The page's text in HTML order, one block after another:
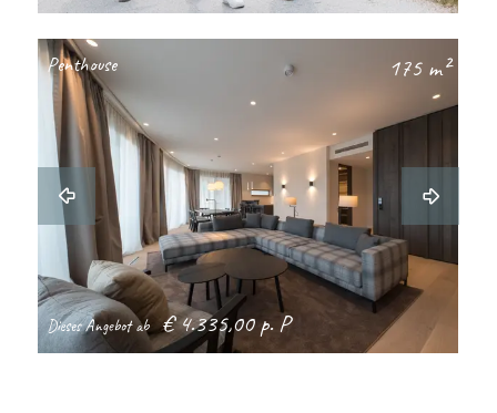
Penthouse 175 m²
Dieses Angebot ab € 4.335,00 p. P